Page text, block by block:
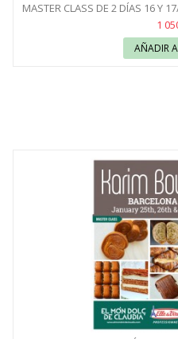
MASTER CLASS DE 2 DÍAS 16 Y
1
AÑADIR